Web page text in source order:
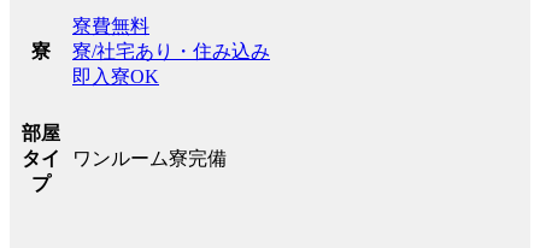
寮
寮費無料
寮/社宅あり・住み込み
即入寮OK
部屋
タイ
プ
ワンルーム寮完備